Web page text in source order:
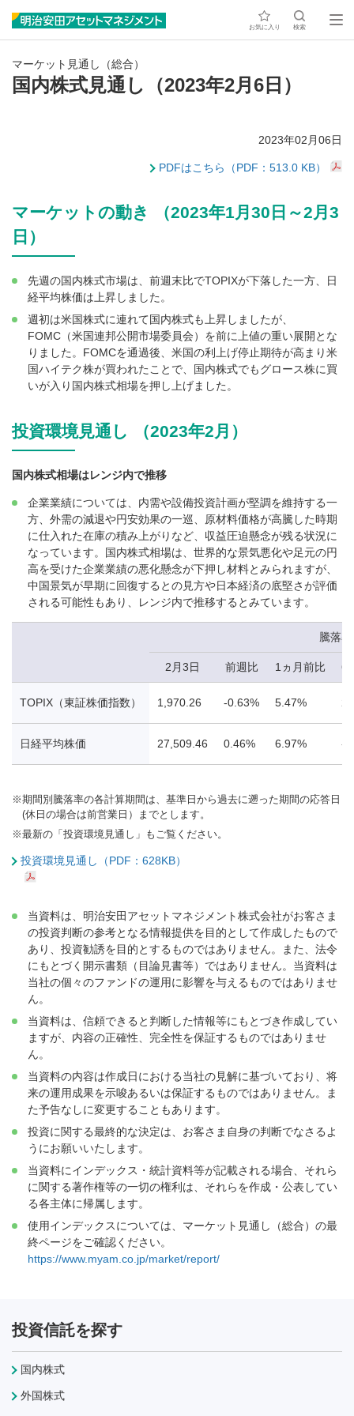
お気に入り 検索
マーケット見通し（総合）
国内株式見通し（2023年2月6日）
2023年02月06日
PDFはこちら（PDF：513.0 KB）
マーケットの動き （2023年1月30日～2月3
日）
先週の国内株式市場は、前週末比でTOPIXが下落した一方、日
経平均株価は上昇しました。
週初は米国株式に連れて国内株式も上昇しましたが、
FOMC（米国連邦公開市場委員会）を前に上値の重い展開とな
りました。FOMCを通過後、米国の利上げ停止期待が高まり米
国ハイテク株が買われたことで、国内株式でもグロース株に買
いが入り国内株式相場を押し上げました。
投資環境見通し （2023年2月）
国内株式相場はレンジ内で推移
企業業績については、内需や設備投資計画が堅調を維持する一
方、外需の減退や円安効果の一巡、原材料価格が高騰した時期
に仕入れた在庫の積み上がりなど、収益圧迫懸念が残る状況に
なっています。国内株式相場は、世界的な景気悪化や足元の円
高を受けた企業業績の悪化懸念が下押し材料とみられますが、
中国景気が早期に回復するとの見方や日本経済の底堅さが評価
される可能性もあり、レンジ内で推移するとみています。
騰落率
2月3日 前週比 1ヵ月前比 6
TOPIX（東証株価指数） 1,970.26 -0.63% 5.47%
日経平均株価 27,509.46 0.46% 6.97% -
※期間別騰落率の各計算期間は、基準日から過去に遡った期間の応答日
(休日の場合は前営業日）までとします。
※最新の「投資環境見通し」もご覧ください。
投資環境見通し（PDF：628KB）
当資料は、明治安田アセットマネジメント株式会社がお客さま
の投資判断の参考となる情報提供を目的として作成したもので
あり、投資勧誘を目的とするものではありません。また、法令
にもとづく開示書類（目論見書等）ではありません。当資料は
当社の個々のファンドの運用に影響を与えるものではありませ
ん。
当資料は、信頼できると判断した情報等にもとづき作成してい
ますが、内容の正確性、完全性を保証するものではありませ
ん。
当資料の内容は作成日における当社の見解に基づいており、将
来の運用成果を示唆あるいは保証するものではありません。ま
た予告なしに変更することもあります。
投資に関する最終的な決定は、お客さま自身の判断でなさるよ
うにお願いいたします。
当資料にインデックス・統計資料等が記載される場合、それら
に関する著作権等の一切の権利は、それらを作成・公表してい
る各主体に帰属します。
使用インデックスについては、マーケット見通し（総合）の最
終ページをご確認ください。
https://www.myam.co.jp/market/report/
投資信託を探す
国内株式
外国株式